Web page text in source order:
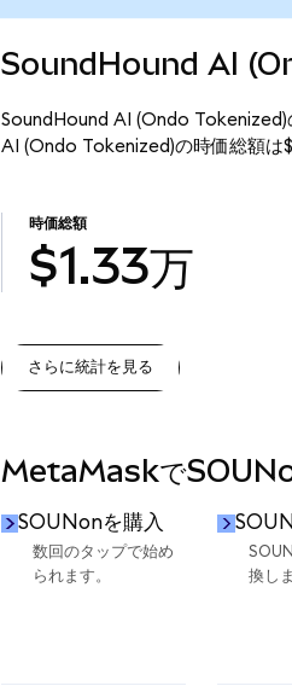
SoundHound AI
SoundHound AI (Ondo Tokenized)
AI (Ondo Tokenized)の時価総額は
時価総額
$1.33万
さらに統計を見る
MetaMaskで
SOUNonを購入
数回のタップで始め
られます。
換し